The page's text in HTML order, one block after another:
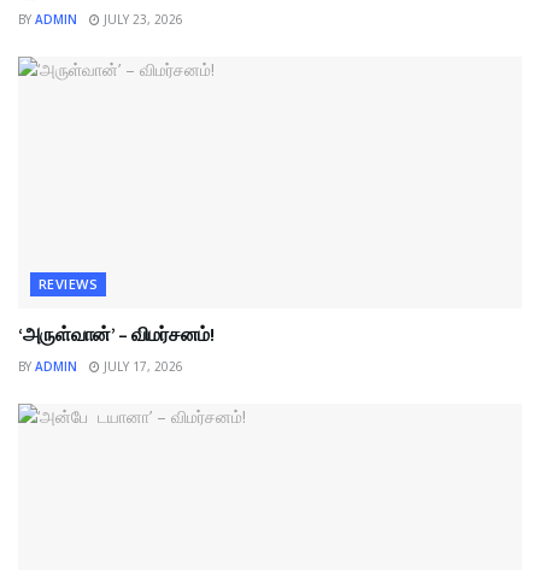
BY ADMIN JULY 23, 2026
REVIEWS
‘அருள்வான்’ – விமர்சனம்!
BY ADMIN JULY 17, 2026